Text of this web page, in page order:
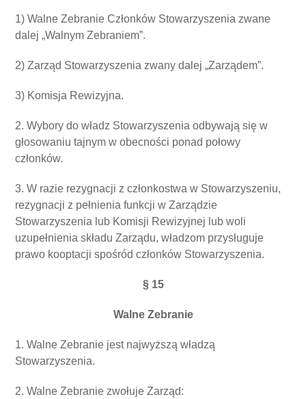
1) Walne Zebranie Członków Stowarzyszenia zwane
dalej „Walnym Zebraniem”.
2) Zarząd Stowarzyszenia zwany dalej „Zarządem”.
3) Komisja Rewizyjna.
2. Wybory do władz Stowarzyszenia odbywają się w
głosowaniu tajnym w obecności ponad połowy
członków.
3. W razie rezygnacji z członkostwa w Stowarzyszeniu,
rezygnacji z pełnienia funkcji w Zarządzie
Stowarzyszenia lub Komisji Rewizyjnej lub woli
uzupełnienia składu Zarządu, władzom przysługuje
prawo kooptacji spośród członków Stowarzyszenia.
§ 15
Walne Zebranie
1. Walne Zebranie jest najwyższą władzą
Stowarzyszenia.
2. Walne Zebranie zwołuje Zarząd: